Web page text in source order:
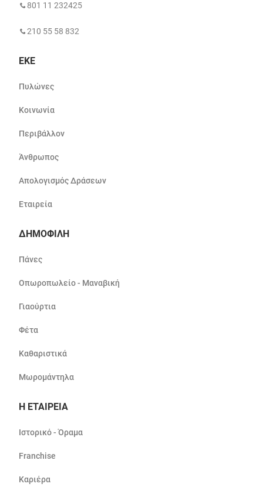
801 11 232425
210 55 58 832
ΕΚΕ
Πυλώνες
Κοινωνία
Περιβάλλον
Άνθρωπος
Απολογισμός Δράσεων
Εταιρεία
ΔΗΜΟΦΙΛΗ
Πάνες
Οπωροπωλείο - Μαναβική
Γιαούρτια
Φέτα
Καθαριστικά
Μωρομάντηλα
Η ΕΤΑΙΡΕΙΑ
Ιστορικό - Όραμα
Franchise
Καριέρα